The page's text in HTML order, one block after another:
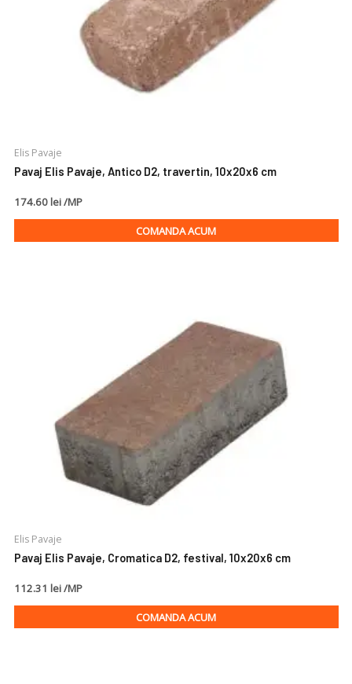
Elis Pavaje
Pavaj Elis Pavaje, Antico D2, travertin, 10x20x6 cm
174.60 lei /MP
COMANDA ACUM
Elis Pavaje
Pavaj Elis Pavaje, Cromatica D2, festival, 10x20x6 cm
112.31 lei /MP
COMANDA ACUM